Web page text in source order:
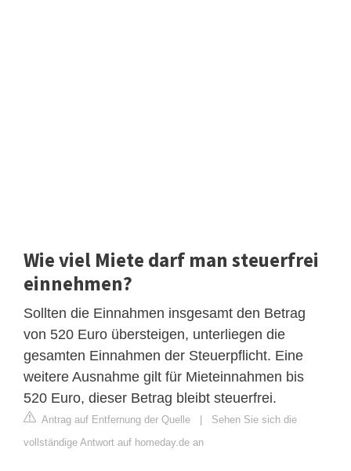
Wie viel Miete darf man steuerfrei
einnehmen?
Sollten die Einnahmen insgesamt den Betrag
von 520 Euro übersteigen, unterliegen die
gesamten Einnahmen der Steuerpflicht. Eine
weitere Ausnahme gilt für Mieteinnahmen bis
520 Euro, dieser Betrag bleibt steuerfrei.
Antrag auf Entfernung der Quelle | Sehen Sie sich die
vollständige Antwort auf homeday.de an